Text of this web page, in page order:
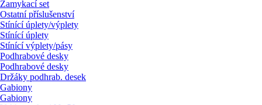
Zamykací set
Ostatní příslušenství
Stínící úplety/výplety
Stínící úplety
Stínící výplety/pásy
Podhrabové desky
Podhrabové desky
Držáky podhrab. desek
Gabiony
Gabiony